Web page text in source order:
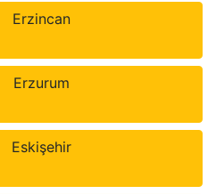
Erzincan
Erzurum
Eskişehir